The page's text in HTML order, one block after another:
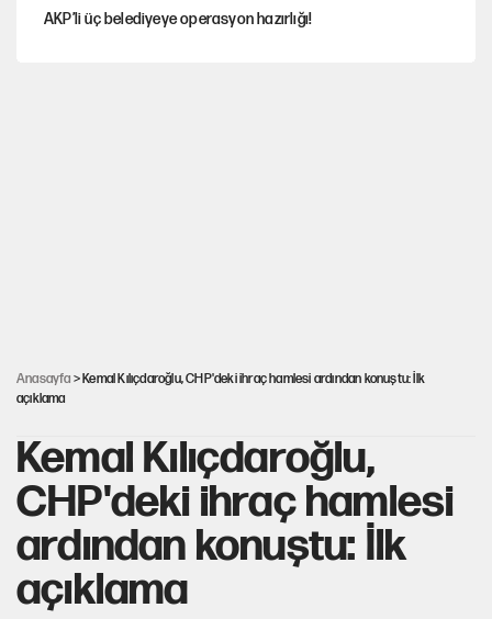
AKP’li üç belediyeye operasyon hazırlığı!
Anasayfa > Kemal Kılıçdaroğlu, CHP'deki ihraç hamlesi ardından konuştu: İlk
açıklama
Kemal Kılıçdaroğlu,
CHP'deki ihraç hamlesi
ardından konuştu: İlk
açıklama